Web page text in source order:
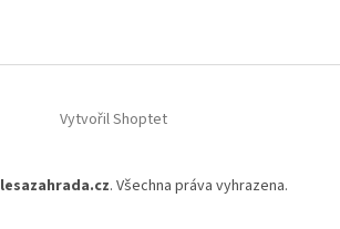
Vytvořil Shoptet
lesazahrada.cz. Všechna práva vyhrazena.